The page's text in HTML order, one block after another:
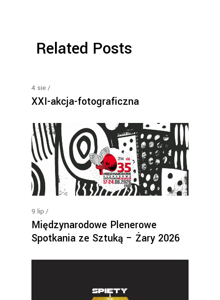
Related Posts
4 sie
XXI-akcja-fotograficzna
9 lip
Międzynarodowe Plenerowe
Spotkania ze Sztuką – Żary 2026